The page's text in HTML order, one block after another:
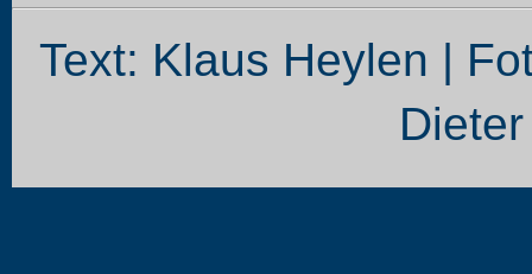
Text: Klaus Heylen |